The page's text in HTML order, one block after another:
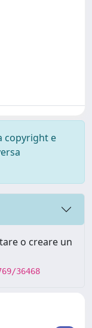
copyright e
o creare un
36468